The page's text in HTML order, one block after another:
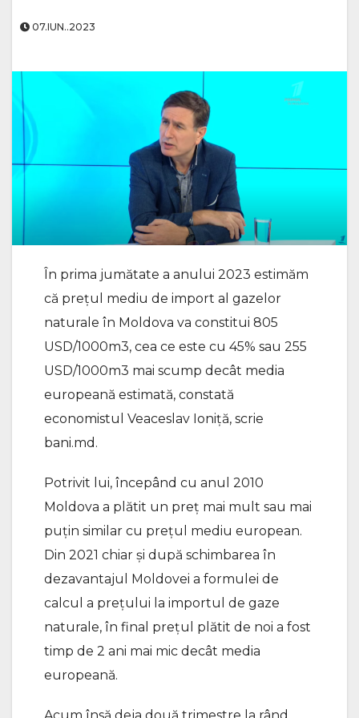
07.IUN..2023
În prima jumătate a anului 2023 estimăm
că prețul mediu de import al gazelor
naturale în Moldova va constitui 805
USD/1000m3, cea ce este cu 45% sau 255
USD/1000m3 mai scump decât media
europeană estimată, constată
economistul Veaceslav Ioniță, scrie
bani.md.
Potrivit lui, începând cu anul 2010
Moldova a plătit un preț mai mult sau mai
puțin similar cu prețul mediu european.
Din 2021 chiar și după schimbarea în
dezavantajul Moldovei a formulei de
calcul a prețului la importul de gaze
naturale, în final prețul plătit de noi a fost
timp de 2 ani mai mic decât media
europeană.
Acum însă deja două trimestre la rând,